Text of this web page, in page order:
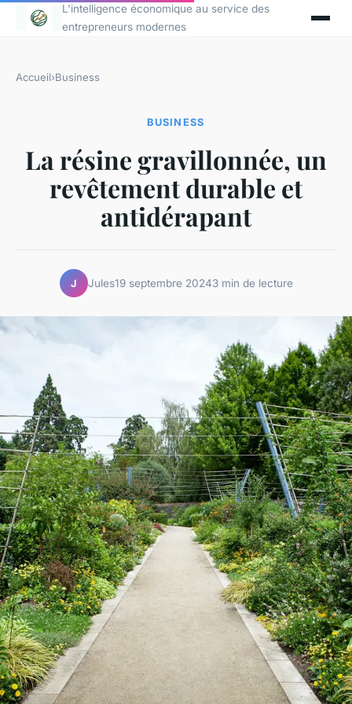
L'intelligence économique au service des
entrepreneurs modernes
Accueil›Business
BUSINESS
La résine gravillonnée, un
revêtement durable et
antidérapant
J Jules19 septembre 20243 min de lecture